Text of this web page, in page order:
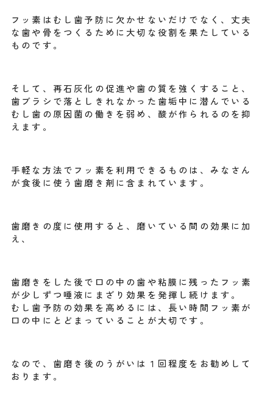
フッ素はむし歯予防に欠かせないだけでなく、丈夫
な歯や骨をつくるために大切な役割を果たしている
ものです。
そして、再石灰化の促進や歯の質を強くすること、
歯ブラシで落としきれなかった歯垢中に潜んでいる
むし歯の原因菌の働きを弱め、酸が作られるのを抑
えます。
手軽な方法でフッ素を利用できるものは、みなさん
が食後に使う歯磨き剤に含まれています。
歯磨きの度に使用すると、磨いている間の効果に加
え、
歯磨きをした後で口の中の歯や粘膜に残ったフッ素
が少しずつ唾液にまざり効果を発揮し続けます。
むし歯予防の効果を高めるには、長い時間フッ素が
口の中にとどまっていることが大切です。
なので、歯磨き後のうがいは１回程度をお勧めして
おります。